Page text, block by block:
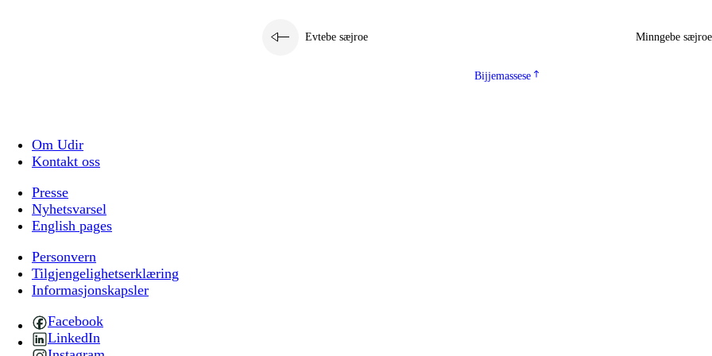
Evtebe sæjroe Minngebe sæjroe
Bijjemassese
Om Udir
Kontakt oss
Presse
Nyhetsvarsel
English pages
Personvern
Tilgjengelighetserklæring
Informasjonskapsler
Facebook
LinkedIn